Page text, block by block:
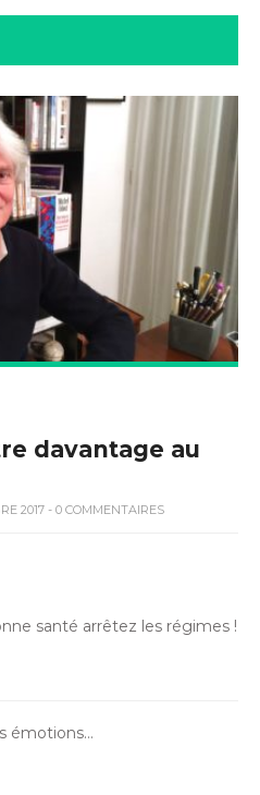
davantage au
2017 - 0 COMMENTAIRES
santé arrêtez les régimes !
émotions…